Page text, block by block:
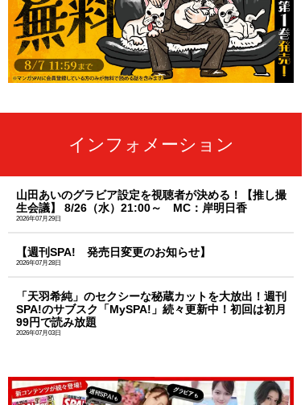
インフォメーション
山田あいのグラビア設定を視聴者が決める！【推し撮
生会議】 8/26（水）21:00～ MC：岸明日香
2026年07月29日
【週刊SPA! 発売日変更のお知らせ】
2026年07月28日
「天羽希純」のセクシーな秘蔵カットを大放出！週刊
SPA!のサブスク「MySPA!」続々更新中！初回は初月
99円で読み放題
2026年07月03日